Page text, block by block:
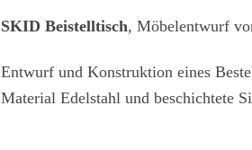
SKID Beistelltisch, Möbelentwurf
Entwurf und Konstruktion eines
Material Edelstahl und beschichtete